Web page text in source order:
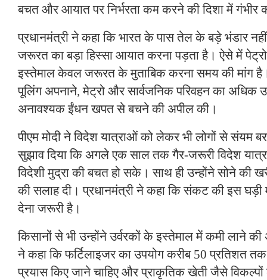
बचत और आयात पर निर्भरता कम करने की दिशा में गंभीर
प्रधानमंत्री ने कहा कि भारत के पास तेल के बड़े भंडार
जरूरत का बड़ा हिस्सा आयात करना पड़ता है। ऐसे में
इस्तेमाल केवल जरूरत के मुताबिक करना समय की मांग है।
पूलिंग अपनाने, मेट्रो और सार्वजनिक परिवहन का अधिक
अनावश्यक ईंधन खपत से बचने की अपील की।
पीएम मोदी ने विदेश यात्राओं को लेकर भी लोगों से संयम
सुझाव दिया कि अगले एक साल तक गैर-जरूरी विदेश
विदेशी मुद्रा की बचत हो सके। साथ ही उन्होंने सोने की
की सलाह दी। प्रधानमंत्री ने कहा कि संकट की इस घड़ी
देना जरूरी है।
किसानों से भी उन्होंने उर्वरकों के इस्तेमाल में कमी लाने
ने कहा कि फर्टिलाइजर का उपयोग करीब 50 प्रतिशत
प्रयास किए जाने चाहिए और प्राकृतिक खेती जैसे विकल्पों